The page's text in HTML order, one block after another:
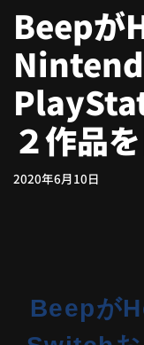
ス
キ
ッ
プ
Beepが
２作品
2020年6月10日
Beepが